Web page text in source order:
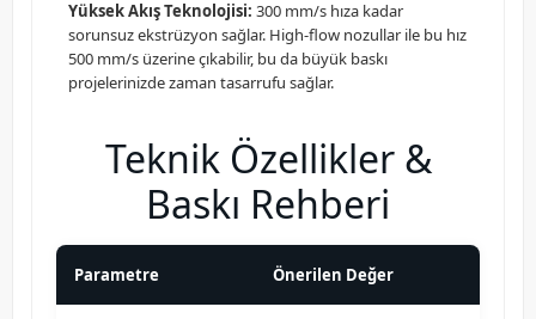
Yüksek Akış Teknolojisi: 300 mm/s hıza kadar
sorunsuz ekstrüzyon sağlar. High-flow nozullar ile bu hız
500 mm/s üzerine çıkabilir, bu da büyük baskı
projelerinizde zaman tasarrufu sağlar.
Teknik Özellikler &
Baskı Rehberi
Parametre Önerilen Değer